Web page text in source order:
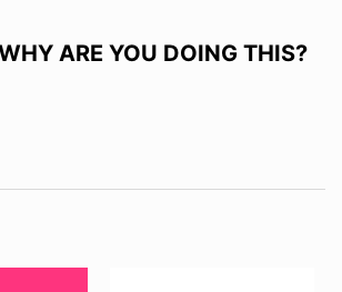
ARE YOU DOING THIS?